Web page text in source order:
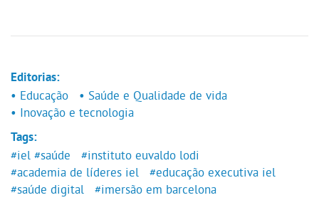
Editorias:
• Educação
• Saúde e Qualidade de vida
• Inovação e tecnologia
Tags:
#iel #saúde
#instituto euvaldo lodi
#academia de líderes iel
#educação executiva iel
#saúde digital
#imersão em barcelona